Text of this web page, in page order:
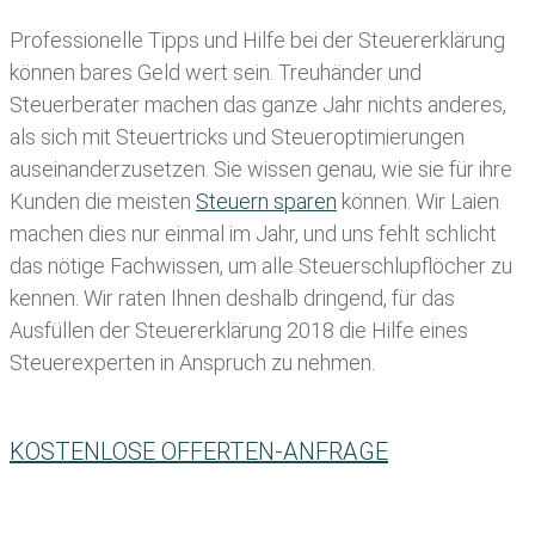
Professionelle Tipps und Hilfe bei der Steuererklärung
können bares Geld wert sein. Treuhänder und
Steuerberater machen das ganze Jahr nichts anderes,
als sich mit Steuertricks und Steueroptimierungen
auseinanderzusetzen. Sie wissen genau, wie sie für ihre
Kunden die meisten Steuern sparen können. Wir Laien
machen dies nur einmal im Jahr, und uns fehlt schlicht
das nötige Fachwissen, um alle Steuerschlupflöcher zu
kennen. Wir raten Ihnen deshalb dringend, für das
Ausfüllen der Steuererklärung 2018 die Hilfe eines
Steuerexperten in Anspruch zu nehmen.
KOSTENLOSE OFFERTEN-ANFRAGE